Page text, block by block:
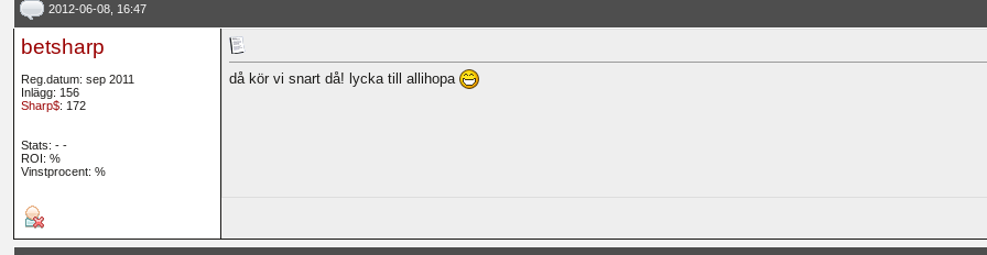
2012-06-08, 16:47
betsharp
Reg.datum: sep 2011
Inlägg: 156
Sharp$: 172
Stats: - -
ROI: %
Vinstprocent: %
då kör vi snart då! lycka till allihopa